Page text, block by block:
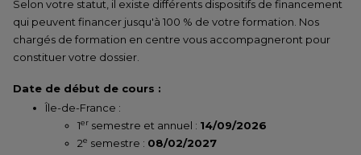
Selon votre statut, il existe différents dispositifs de financement
qui peuvent financer jusqu'à 100 % de votre formation. Nos
chargés de formation en centre vous accompagneront pour
constituer votre dossier.
Date de début de cours :
Île-de-France :
1er semestre et annuel : 14/09/2026
2e semestre : 08/02/2027